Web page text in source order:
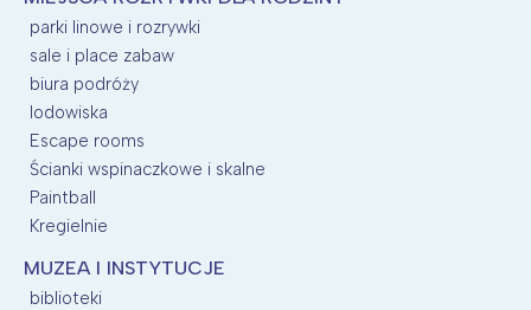
parki linowe i rozrywki
sale i place zabaw
biura podróży
lodowiska
Escape rooms
Ścianki wspinaczkowe i skalne
Paintball
Kregielnie
MUZEA I INSTYTUCJE
biblioteki